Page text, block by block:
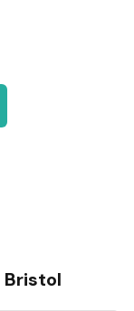
Bristol